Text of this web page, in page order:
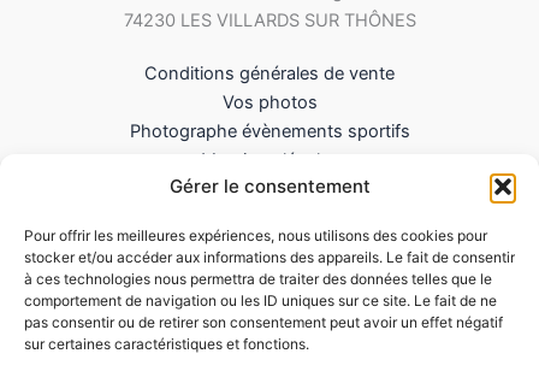
Gérer le consentement
Pour offrir les meilleures expériences, nous utilisons des cookies pour
stocker et/ou accéder aux informations des appareils. Le fait de consentir
à ces technologies nous permettra de traiter des données telles que le
comportement de navigation ou les ID uniques sur ce site. Le fait de ne
pas consentir ou de retirer son consentement peut avoir un effet négatif
sur certaines caractéristiques et fonctions.
74230 LES VILLARDS SUR THÔNES
Conditions générales de vente
Vos photos
Photographe évènements sportifs
Mentions légales
Mes Téléchargements
Politique de cookies (UE)